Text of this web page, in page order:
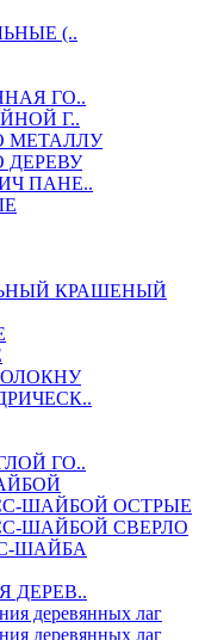
(..
ГО..
Г..
МЕТАЛЛУ
ДЕРЕВУ
ПАНЕ..
КРАШЕНЫЙ
ГО..
ШАЙБОЙ ОСТРЫЕ
ШАЙБОЙ СВЕРЛО
ШАЙБА
ДЕРЕВ..
деревянных лаг
деревянных лаг